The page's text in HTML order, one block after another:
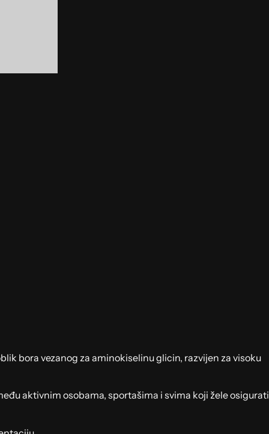
bora vezanog za aminokiselinu glicin, razvijen za visoku
aktivnim osobama, sportašima i svima koji žele osigurati